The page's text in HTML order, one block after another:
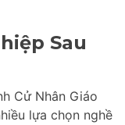
Sau
Cử Nhân Giáo
lựa chọn nghề